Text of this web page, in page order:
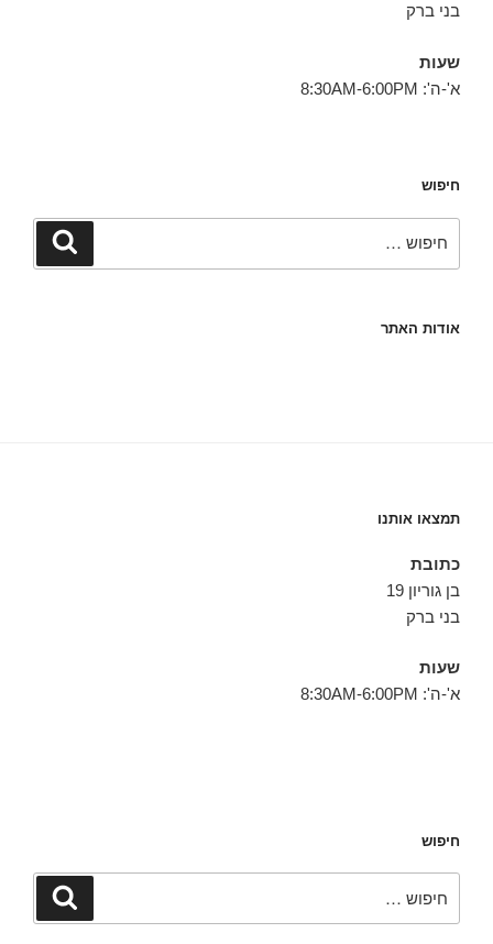
בני ברק
שעות
א'-ה': 8:30AM-6:00PM
חיפוש
חיפוש
אודות האתר
תמצאו אותנו
כתובת
בן גוריון 19
בני ברק
שעות
א'-ה': 8:30AM-6:00PM
חיפוש
חיפוש